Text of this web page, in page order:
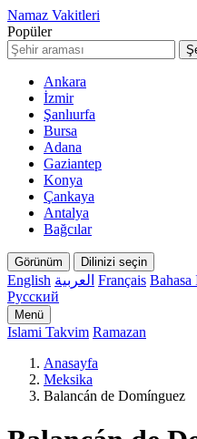
Namaz Vakitleri
Popüler
Ankara
İzmir
Şanlıurfa
Bursa
Adana
Gaziantep
Konya
Çankaya
Antalya
Bağcılar
Görünüm Dilinizi seçin
English العربية Français Bahasa
Русский
Menü
Islami Takvim Ramazan
Anasayfa
Meksika
Balancán de Domínguez